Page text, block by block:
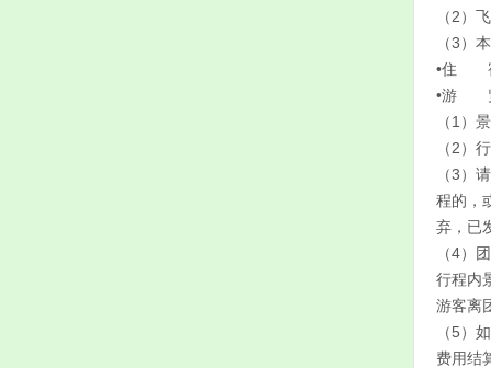
（2）
（3）
•住 宿
•游
（1）
（2）
（3）
程的，
弃，已
（4）
行程内
游客离
（5）
费用结